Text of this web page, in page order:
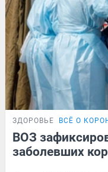
ЗДОРОВЬЕ ВСЁ О
ВОЗ
заболевших